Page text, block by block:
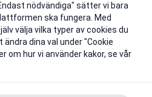
nödvändiga" sätter vi bara
ska fungera. Med
välja vilka typer av cookies du
dina val under "Cookie
om hur vi använder kakor, se vår